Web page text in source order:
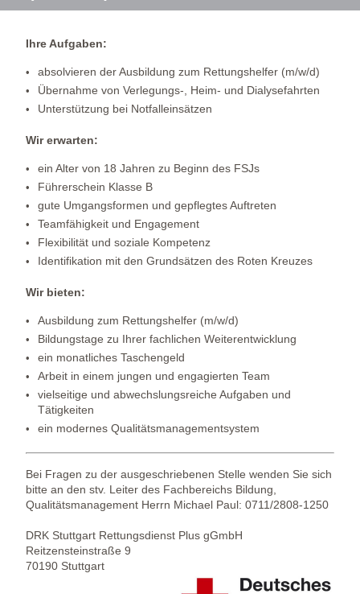
Ihre Aufgaben:
absolvieren der Ausbildung zum Rettungshelfer (m/w/d)
Übernahme von Verlegungs-, Heim- und Dialysefahrten
Unterstützung bei Notfalleinsätzen
Wir erwarten:
ein Alter von 18 Jahren zu Beginn des FSJs
Führerschein Klasse B
gute Umgangsformen und gepflegtes Auftreten
Teamfähigkeit und Engagement
Flexibilität und soziale Kompetenz
Identifikation mit den Grundsätzen des Roten Kreuzes
Wir bieten:
Ausbildung zum Rettungshelfer (m/w/d)
Bildungstage zu Ihrer fachlichen Weiterentwicklung
ein monatliches Taschengeld
Arbeit in einem jungen und engagierten Team
vielseitige und abwechslungsreiche Aufgaben und
Tätigkeiten
ein modernes Qualitätsmanagementsystem
Bei Fragen zu der ausgeschriebenen Stelle wenden Sie sich
bitte an den stv. Leiter des Fachbereichs Bildung,
Qualitätsmanagement Herrn Michael Paul: 0711/2808-1250
DRK Stuttgart Rettungsdienst Plus gGmbH
Reitzensteinstraße 9
70190 Stuttgart